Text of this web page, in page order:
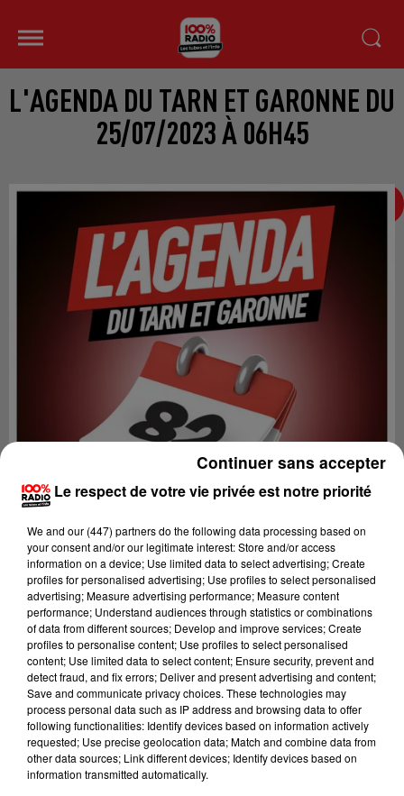
L'AGENDA DU TARN ET GARONNE DU
25/07/2023 À 06H45
Lecture (1 min 8 sec)
100%
100% Radio l'agenda du Tarn et Garonne
Le respect de votre vie privée est notre priorité
We and our (447) partnersdo the following data processing based on
your consent and/or our legitimate interest: Store and/or access
information on a device; Use limited data to select advertising; Create
profiles for personalised advertising; Use profiles to select personalised
advertising; Measure advertising performance; Measure content
performance; Understand audiences through statistics or combinations
of data from different sources; Develop and improve services; Create
profiles to personalise content; Use profiles to select personalised
content; Use limited data to select content; Ensure security, prevent and
detect fraud, and fix errors; Deliver and present advertising and content;
Save and communicate privacy choices. These technologies may
process personal data such as IP address and browsing data to offer
following functionalities: Identify devices based on information actively
requested; Use precise geolocation data; Match and combine data from
other data sources; Link different devices; Identify devices based on
information transmitted automatically.
Continuer sans accepter